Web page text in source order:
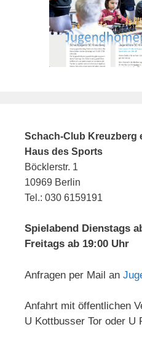
Schach-Club Kreuzberg
Haus des Sports
Böcklerstr. 1
10969 Berlin
Tel.: 030 6159191
Spielabend Dienstags
Freitags ab 19:00 Uhr
Anfragen per Mail an
Anfahrt mit öffentlichen
U Kottbusser Tor oder U